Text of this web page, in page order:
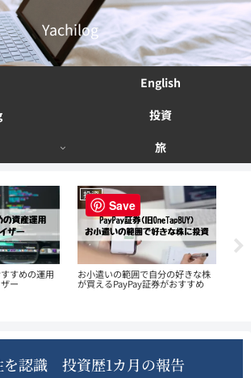
Yachilog
English
投資
旅
すめの運用
ー
投資
お小遣いの範囲で自分の好きな株
が買えるPayPay証券がおすすめ
を認識 投資歴1カ月の報告
Save